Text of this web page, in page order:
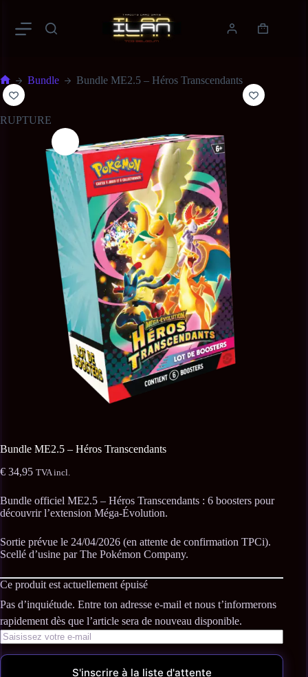
Bundle Bundle ME2.5 – Héros Transcendants
RUPTURE
Bundle ME2.5 – Héros Transcendants
€ 34,95 TVA incl.
Bundle officiel ME2.5 – Héros Transcendants : 6 boosters pour
découvrir l’extension Méga-Évolution.
Sortie prévue le 24/04/2026 (en attente de confirmation TPCi).
Scellé d’usine par The Pokémon Company.
Ce produit est actuellement épuisé
S'inscrire à la liste d'attente